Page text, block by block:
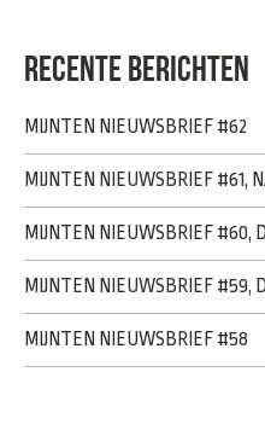
RECENTE BERICHTEN
MIJNTEN NIEUWSBRIEF #62
MIJNTEN NIEUWSBRIEF #61,
MIJNTEN NIEUWSBRIEF #60,
MIJNTEN NIEUWSBRIEF #59,
MIJNTEN NIEUWSBRIEF #58